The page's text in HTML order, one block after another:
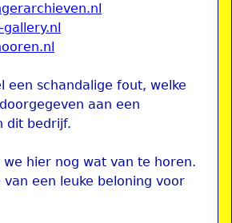
gallery.nl
een schandalige fout, welke
aan een
dit bedrijf.
we hier nog wat van te horen.
van een leuke beloning voor